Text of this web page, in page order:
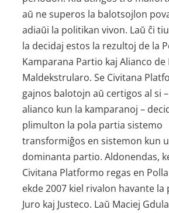
aŭ ne superos la balotsojlon
adiaŭi la politikan vivon. Laŭ ĉi
la decidaj estos la rezultoj de la
Kamparana Partio kaj Alianco
Maldekstrularo. Se Civitana
gajnos balotojn aŭ certigos al si
alianco kun la kamparanoj –
plimulton la pola partia sistemo
transformiĝos en sistemon kun
dominanta partio. Aldonendas,
Civitana Platformo regas en
ekde 2007 kiel rivalon havante la
Juro kaj Justeco. Laŭ Maciej